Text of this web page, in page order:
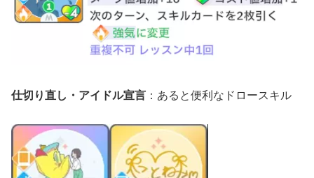
仕切り直し・アイドル宣言 ：あると便利なドロースキル